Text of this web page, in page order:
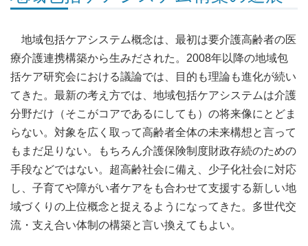
地域包括ケアシステム概念は、最初は要介護高齢者の医
療介護連携構築から生みだされた。2008年以降の地域包
括ケア研究会における議論では、目的も理論も進化が続い
てきた。最新の考え方では、地域包括ケアシステムは介護
分野だけ（そこがコアであるにしても）の将来像にとどま
らない。対象を広く取って高齢者全体の未来構想と言って
もまだ足りない。もちろん介護保険制度財政存続のための
手段などではない。超高齢社会に備え、少子化社会に対応
し、子育てや障がい者ケアをも合わせて支援する新しい地
域づくりの上位概念と捉えるようになってきた。多世代交
流・支え合い体制の構築と言い換えてもよい。